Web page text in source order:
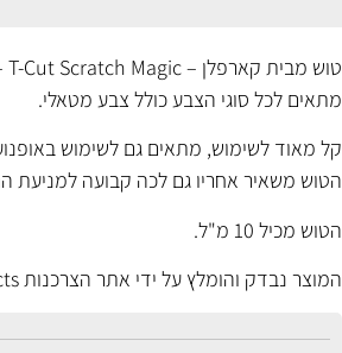
טוש מבית קארפלן – T-Cut Scratch Magic – להעלמת שריטות קלות ובינוניות.
מתאים לכל סוגי הצבע כולל צבע מטאלי.
קל מאוד לשימוש, מתאים גם לשימוש
הטוש משאיר אחריו גם לכה קבועה למניעת
הטוש מכיל 10 מ"ל.
המוצר נבדק והומלץ על ידי אתר הצרכנות Car Products